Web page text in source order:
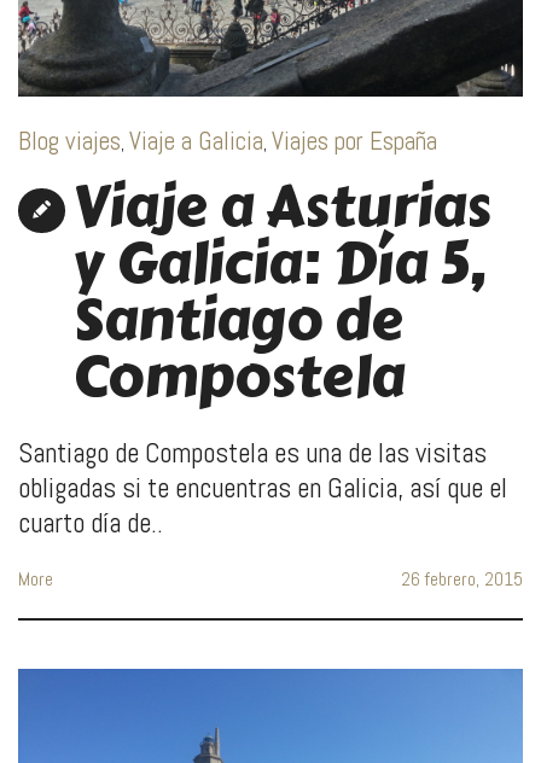
Blog viajes, Viaje a Galicia, Viajes por España
Viaje a Asturias
y Galicia: Día 5,
Santiago de
Compostela
Santiago de Compostela es una de las visitas
obligadas si te encuentras en Galicia, así que el
cuarto día de..
More 26 febrero, 2015